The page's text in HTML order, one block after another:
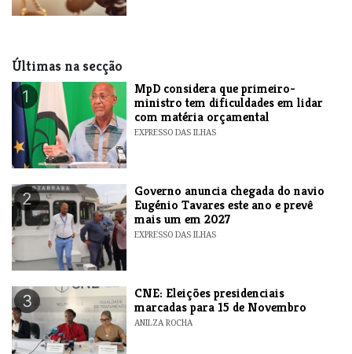
Últimas na secção
1
MpD considera que primeiro-
ministro tem dificuldades em lidar
com matéria orçamental
EXPRESSO DAS ILHAS
2
Governo anuncia chegada do navio
Eugénio Tavares este ano e prevê
mais um em 2027
EXPRESSO DAS ILHAS
3
CNE: Eleições presidenciais
marcadas para 15 de Novembro
ANILZA ROCHA